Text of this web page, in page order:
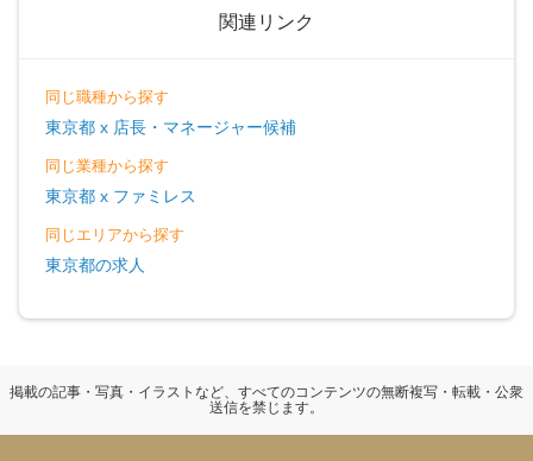
関連リンク
同じ職種から探す
東京都 x 店長・マネージャー候補
同じ業種から探す
東京都 x ファミレス
同じエリアから探す
東京都の求人
掲載の記事・写真・イラストなど、すべてのコンテンツの無断複写・転載・公衆
送信を禁じます。